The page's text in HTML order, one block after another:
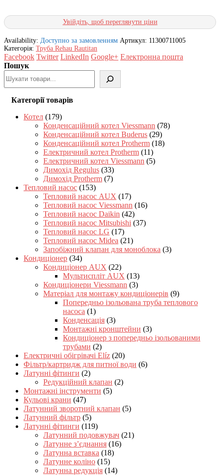
Увійдіть, щоб переглянути ціни
Availability: Доступно за замовленням Артикул: 11300711005
Категорія: Труба Rehau Rautitan
Facebook Twitter LinkedIn Google+ Електронна пошта
Пошук
Категорії товарів
Котел (179)
Конденсаційний котел Viessmann (78)
Конденсаційний котел Buderus (29)
Конденсаційний котел Protherm (18)
Електричний котел Protherm (11)
Електричний котел Viessmann (5)
Димохід Regulus (33)
Димохід Protherm (7)
Тепловий насос (153)
Тепловий насос AUX (17)
Тепловий насос Viessmann (16)
Тепловий насос Daikin (42)
Тепловий насос Mitsubishi (37)
Тепловий насос LG (17)
Тепловий насос Midea (21)
Запобіжний клапан для моноблока (3)
Кондиціонер (34)
Кондиціонер AUX (22)
Мультиспліт AUX (13)
Кондиціонери Viessmann (3)
Матеріал для монтажу кондиціонерів (9)
Попередньо ізольована труба теплового
насоса (1)
Конденсація (3)
Монтажні кронштейни (3)
Кондиціонер з попередньо ізольованими
трубами (2)
Електричні обігрівачі Elíz (20)
Фільтр/картридж для питної води (6)
Латунні фітинги (2)
Редукційний клапан (2)
Монтажні інструменти (5)
Кульові крани (47)
Латунний зворотний клапан (5)
Латунний фільтр (5)
Латунні фітинги (119)
Латунний подовжувач (21)
Латунне з’єднання (16)
Латунна вставка (18)
Латунне коліно (15)
Латунна редукція (14)